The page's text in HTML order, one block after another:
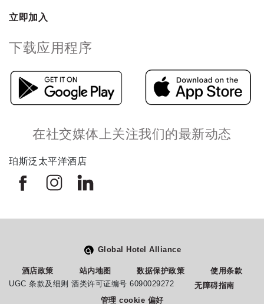
立即加入
下载应用程序
在社交媒体上关注我们的最新动态
珀斯泛太平洋酒店
Global Hotel Alliance
酒店政策 站内地图 数据保护政策
使用条款
UGC 条款及细则 酒类许可证编号 6090029272
无障碍指南
管理 cookie 偏好